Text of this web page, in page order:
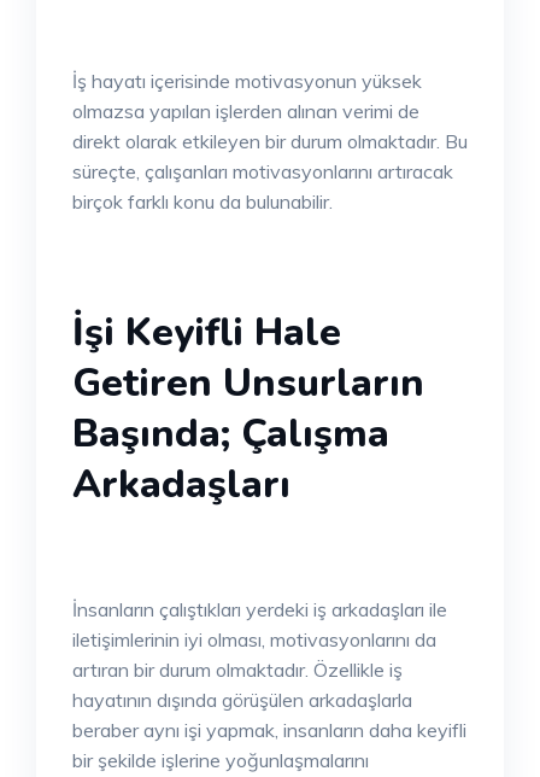
İş hayatı içerisinde motivasyonun yüksek
olmazsa yapılan işlerden alınan verimi de
direkt olarak etkileyen bir durum olmaktadır. Bu
süreçte, çalışanları motivasyonlarını artıracak
birçok farklı konu da bulunabilir.
İşi Keyifli Hale
Getiren Unsurların
Başında; Çalışma
Arkadaşları
İnsanların çalıştıkları yerdeki iş arkadaşları ile
iletişimlerinin iyi olması, motivasyonlarını da
artıran bir durum olmaktadır. Özellikle iş
hayatının dışında görüşülen arkadaşlarla
beraber aynı işi yapmak, insanların daha keyifli
bir şekilde işlerine yoğunlaşmalarını